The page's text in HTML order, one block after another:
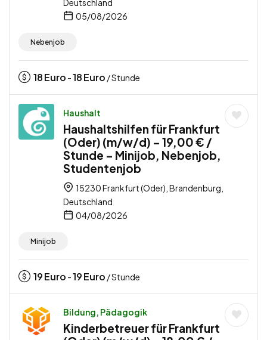
Deutschland
05/08/2026
Nebenjob
18Euro -18Euro / Stunde
Haushalt
Haushaltshilfen für Frankfurt
(Oder) (m/w/d) – 19,00 € /
Stunde – Minijob, Nebenjob,
Studentenjob
15230 Frankfurt (Oder), Brandenburg,
Deutschland
04/08/2026
Minijob
19Euro -19Euro / Stunde
Bildung, Pädagogik
Kinderbetreuer für Frankfurt